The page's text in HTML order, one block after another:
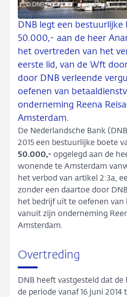
© DNB
DNB legt een bestuurlijke
50.000,- aan de heer
het overtreden van het
eerste lid, van de Wft
door DNB verleende
oefenen van
onderneming Reena
Amsterdam.
De Nederlandsche Bank
2015 een bestuurlijke boete
50.000,- opgelegd aan de
wonende te Amsterdam
het verbod van artikel 2:3a,
zonder een daartoe door
het bedrijf uit te oefenen van
vanuit zijn onderneming
Amsterdam.
Overtreding
DNB heeft vastgesteld dat
de periode vanaf 16 juni 2014